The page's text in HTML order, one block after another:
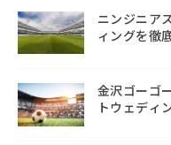
ニンジニア
ィングを徹
金沢ゴーゴ
トウェディ